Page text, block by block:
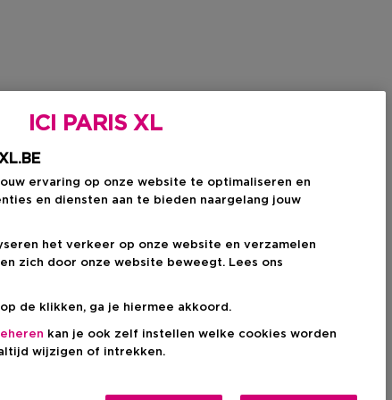
ICI PARIS XL
ervaring op onze website te optimaliseren en
en diensten aan te bieden naargelang jouw
het verkeer op onze website en verzamelen
zich door onze website beweegt. Lees ons
de klikken, ga je hiermee akkoord.
kan je ook zelf instellen welke cookies worden
wijzigen of intrekken.